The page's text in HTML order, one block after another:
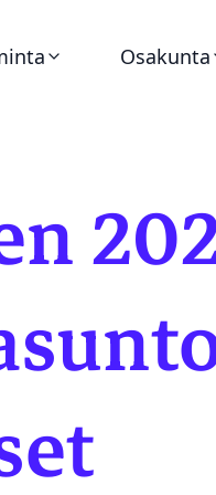
Puukello
Osakunta
Virat
Historia